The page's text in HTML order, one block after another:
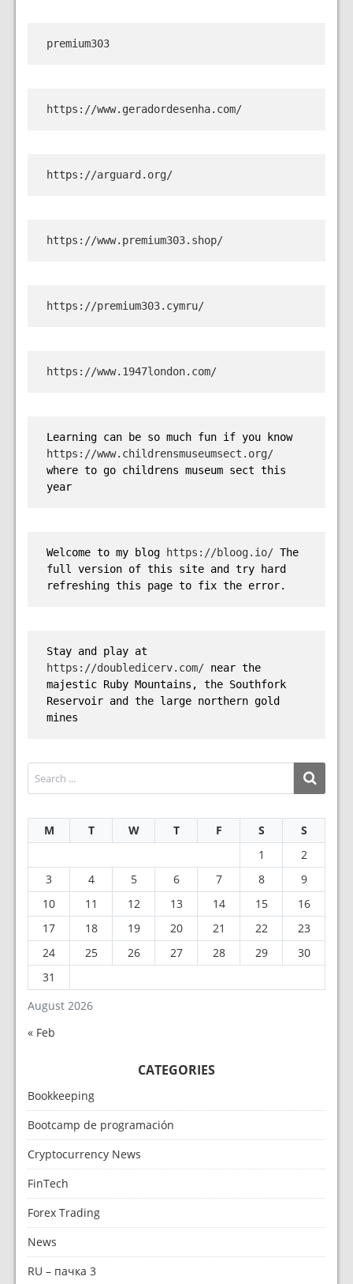
premium303
https://www.geradordesenha.com/
https://arguard.org/
https://www.premium303.shop/
https://premium303.cymru/
https://www.1947london.com/
Learning can be so much fun if you know
https://www.childrensmuseumsect.org/
where to go childrens museum sect this
year
Welcome to my blog https://bloog.io/ The
full version of this site and try hard
refreshing this page to fix the error.
https://doubledicerv.com/ near the
majestic Ruby Mountains, the Southfork
Reservoir and the large northern gold
mines
August 2026
M T W T F S
S
1
2
3
4 5 6 7 8
9
10
11 12 13 14 15
16
17
18 19 20 21 22
23
24
25 26 27 28 29
30
31
« Feb
CATEGORIES
Bookkeeping
Bootcamp de programación
Cryptocurrency News
FinTech
Forex Trading
News
RU – пачка 3